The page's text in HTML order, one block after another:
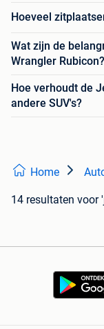
Hoeveel
Wat zijn de
Wrangler Rubicon?
Hoe verhoudt de
andere SUV's?
Home
14 resultaten voor